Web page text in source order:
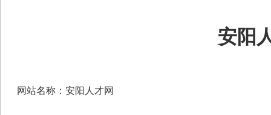
安阳
网站名称：安阳人才网